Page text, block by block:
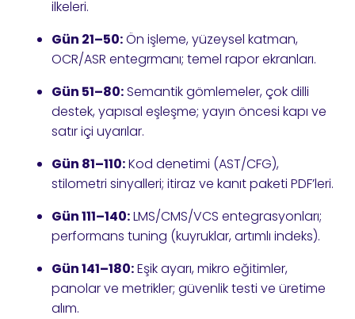
ilkeleri.
Gün 21–50:Ön işleme, yüzeysel katman,
OCR/ASR entegrmanı; temel rapor ekranları.
Gün 51–80:Semantik gömlemeler, çok dilli
destek, yapısal eşleşme; yayın öncesi kapı ve
satır içi uyarılar.
Gün 81–110:Kod denetimi (AST/CFG),
stilometri sinyalleri; itiraz ve kanıt paketi PDF’leri.
Gün 111–140:LMS/CMS/VCS entegrasyonları;
performans tuning (kuyruklar, artımlı indeks).
Gün 141–180:Eşik ayarı, mikro eğitimler,
panolar ve metrikler; güvenlik testi ve üretime
alım.